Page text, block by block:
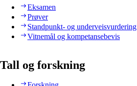
Eksamen
Prøver
Standpunkt- og underveisvurdering
Vitnemål og kompetansebevis
Tall og forskning